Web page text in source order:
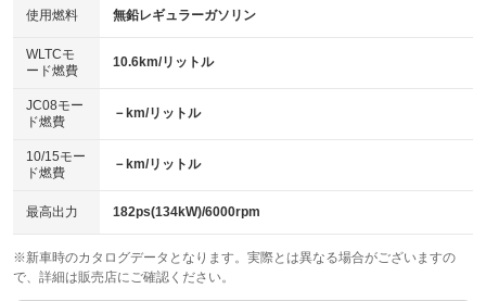
100V電源
：装備なし
センターデフロック
：装備なし
電動格納ミラー
：装備なし
バックカメラ
：装備あり
エアロ
：装備なし
：装備なし
パワーシート
ベンチシート
：装備なし
チップアップシート
：装備なし
：装備なし ：装備なし
ウォークスルー
：装備あり
使用燃料 無鉛レギュラーガソリン
WLTCモ
ード燃費
10.6km/リットル
JC08モー
ド燃費
－km/リットル
10/15モー
ド燃費
－km/リットル
最高出力 182ps(134kW)/6000rpm
※新車時のカタログデータとなります。実際とは異なる場合がございますの
で、詳細は販売店にご確認ください。